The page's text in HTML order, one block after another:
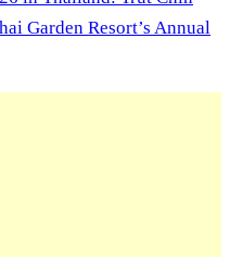
Garden Resort’s Annual